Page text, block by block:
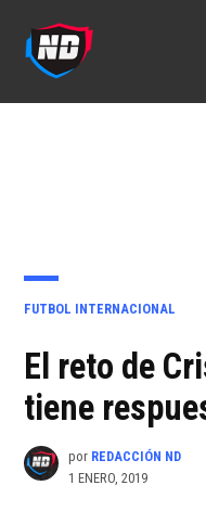
contenido
PUBLICADO
FUTBOL INTERNACIONAL
El reto de
tiene
por REDACCIÓN ND
1 ENERO, 2019